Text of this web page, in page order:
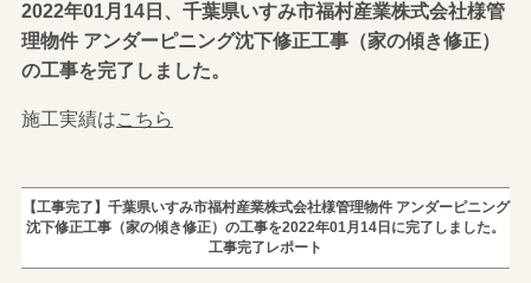
2022年01月14日、千葉県いすみ市福村産業株式会社様管
理物件 アンダーピニング沈下修正工事（家の傾き修正）
の工事を完了しました。
施工実績はこちら
【工事完了】千葉県いすみ市福村産業株式会社様管理物件 アンダーピニング
沈下修正工事（家の傾き修正）の工事を2022年01月14日に完了しました。
工事完了レポート